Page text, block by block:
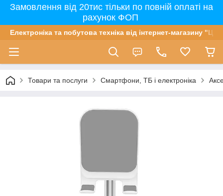
Замовлення від 20тис тільки по повній оплаті на
рахунок ФОП
Електроніка та побутова техніка від інтернет-магазину
Товари та послуги Смартфони, ТБ і електроніка